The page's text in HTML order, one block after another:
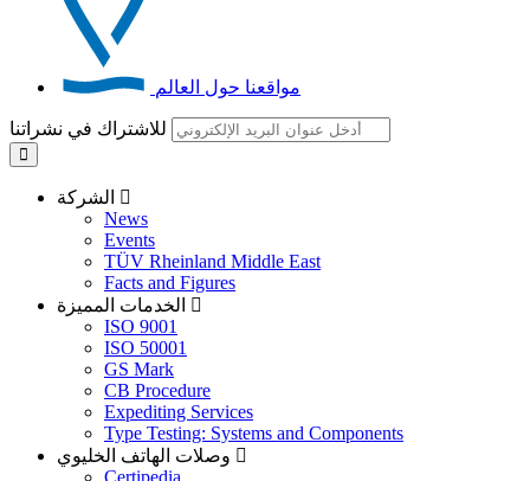
مواقعنا حول العالم
للاشتراك في نشراتنا
News
Events
TÜV Rheinland Middle East
Facts and Figures
ISO 9001
ISO 50001
GS Mark
CB Procedure
Expediting Services
Type Testing: Systems and Components
Certipedia